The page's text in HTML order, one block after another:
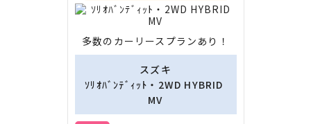
多数のカーリースプランあり！
スズキ
ｿﾘｵﾊﾞﾝﾃﾞｨｯﾄ・2WD HYBRID
MV